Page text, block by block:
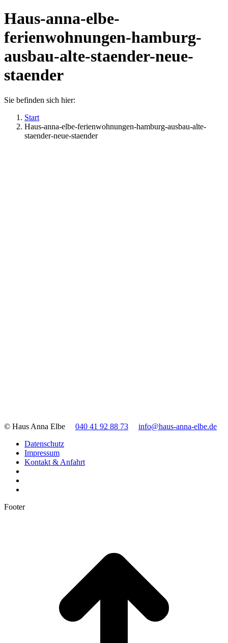
Haus-anna-elbe-
ferienwohnungen-hamburg-
ausbau-alte-staender-neue-
staender
Sie befinden sich hier:
Start
Haus-anna-elbe-ferienwohnungen-hamburg-ausbau-alte-
staender-neue-staender
© Haus Anna Elbe 040 41 92 88 73
info@haus-anna-elbe.de
Datenschutz
Impressum
Kontakt & Anfahrt
Footer